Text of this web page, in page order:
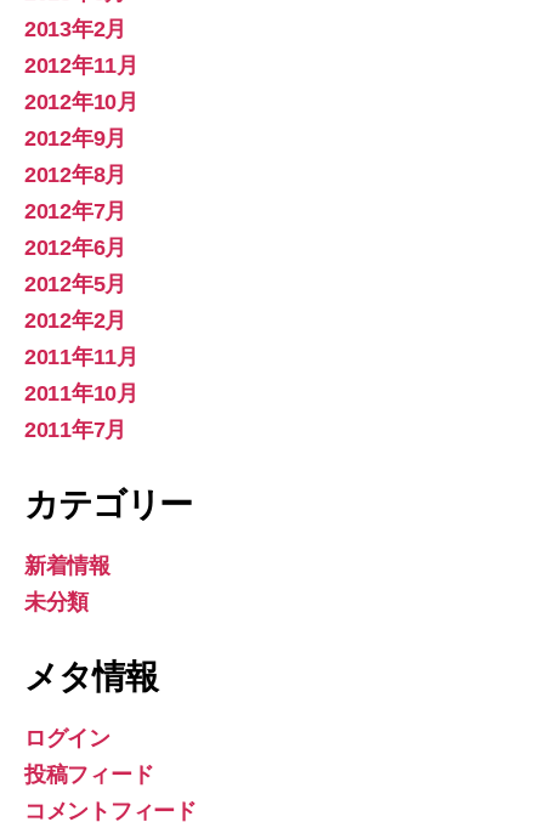
2013年2月
2012年11月
2012年10月
2012年9月
2012年8月
2012年7月
2012年6月
2012年5月
2012年2月
2011年11月
2011年10月
2011年7月
カテゴリー
新着情報
未分類
メタ情報
ログイン
投稿フィード
コメントフィード